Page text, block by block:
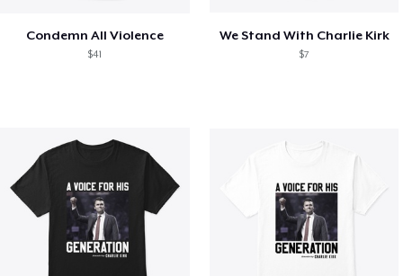
Condemn All Violence
$41
We Stand With Charlie Kirk
$7